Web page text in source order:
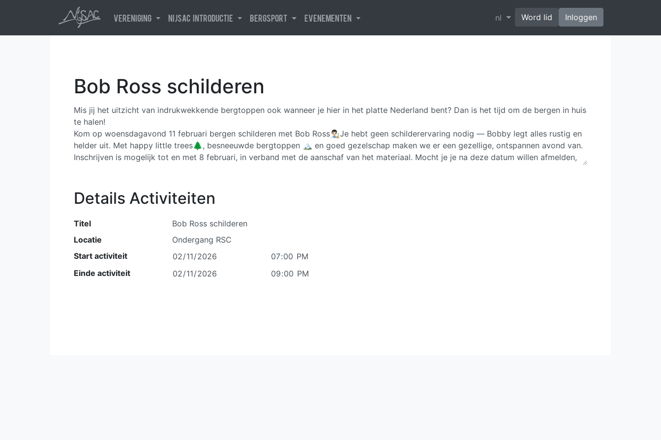
Vereniging NijSAC introductie Bergsport Evenementen nl Word lid Inloggen
Bob Ross schilderen
Details Activiteiten
Titel
Locatie
Start activiteit
Einde activiteit